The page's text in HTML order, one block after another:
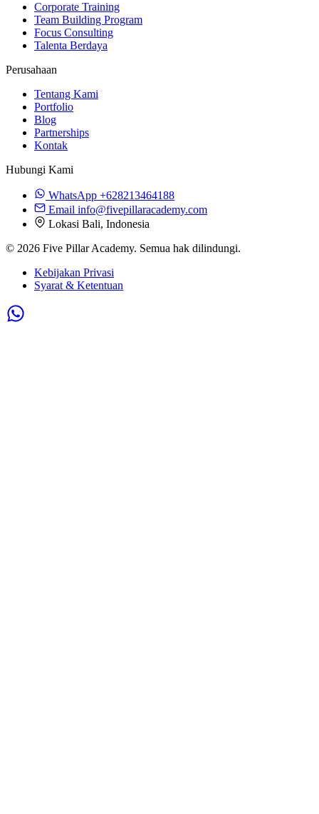
Corporate Training
Team Building Program
Focus Consulting
Talenta Berdaya
Perusahaan
Tentang Kami
Portfolio
Blog
Partnerships
Kontak
Hubungi Kami
WhatsApp +628213464188
Email info@fivepillaracademy.com
Lokasi Bali, Indonesia
© 2026 Five Pillar Academy. Semua hak dilindungi.
Kebijakan Privasi
Syarat & Ketentuan